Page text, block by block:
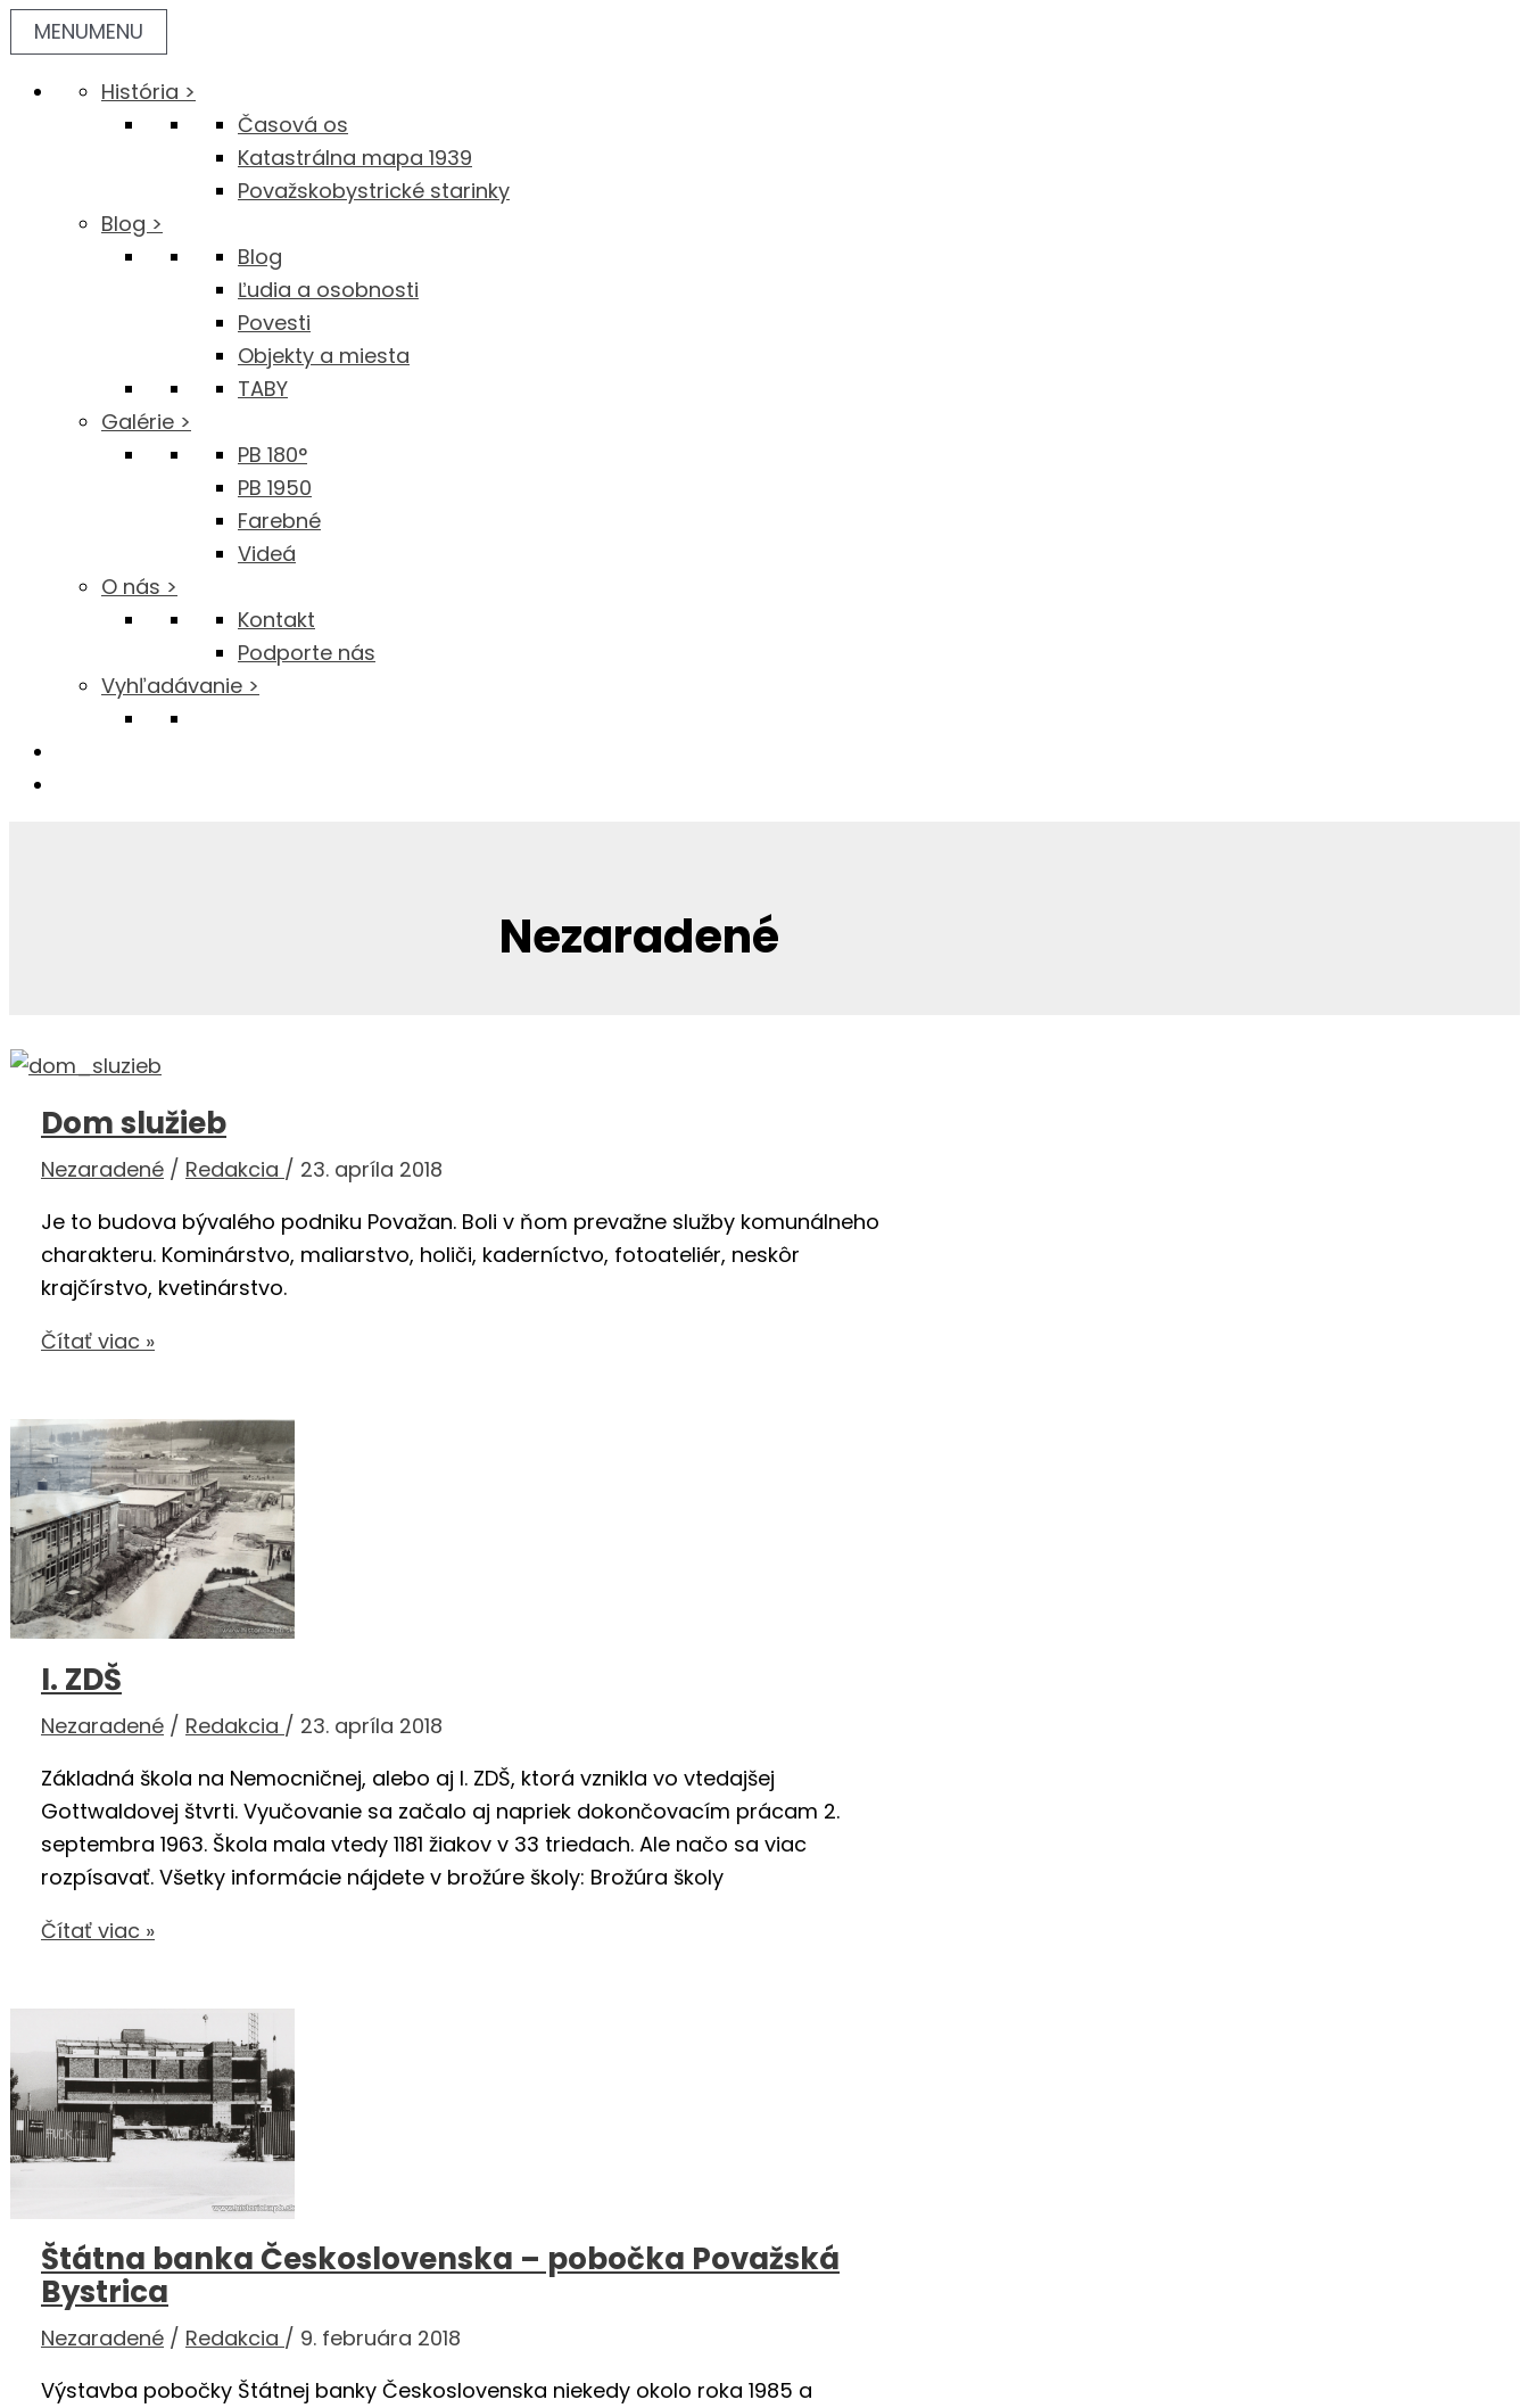
Preskočiť
na
obsah
MENUMENU
História >
Časová os
Katastrálna mapa 1939
Považskobystrické starinky
Blog >
Blog
Ľudia a osobnosti
Povesti
Objekty a miesta
TABY
Galérie >
PB 180°
PB 1950
Farebné
Videá
O nás >
Kontakt
Podporte nás
Vyhľadávanie >
Nezaradené
Dom služieb
Nezaradené / Redakcia / 23. apríla 2018
Je to budova bývalého podniku Považan. Boli v ňom prevažne služby komunálneho
charakteru. Kominárstvo, maliarstvo, holiči, kaderníctvo, fotoateliér, neskôr
krajčírstvo, kvetinárstvo.
Dom
Čítať viac »
I. ZDŠ
Nezaradené / Redakcia / 23. apríla 2018
Základná škola na Nemocničnej, alebo aj I. ZDŠ, ktorá vznikla vo vtedajšej
Gottwaldovej štvrti. Vyučovanie sa začalo aj napriek dokončovacím prácam 2.
septembra 1963. Škola mala vtedy 1181 žiakov v 33 triedach. Ale načo sa viac
rozpísavať. Všetky informácie nájdete v brožúre školy: Brožúra školy
I.
Čítať viac »
Štátna banka Československa – pobočka Považská
Bystrica
Nezaradené / Redakcia / 9. februára 2018
Výstavba pobočky Štátnej banky Československa niekedy okolo roka 1985 a